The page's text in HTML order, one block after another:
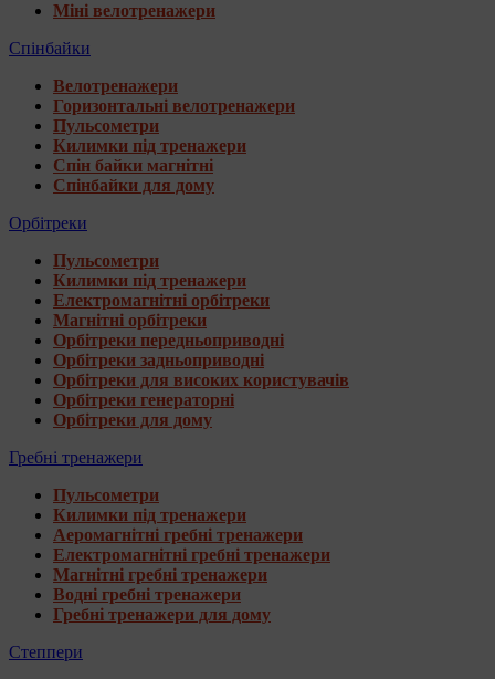
Міні велотренажери
Спінбайки
Велотренажери
Горизонтальні велотренажери
Пульсометри
Килимки під тренажери
Спін байки магнітні
Спінбайки для дому
Орбітреки
Пульсометри
Килимки під тренажери
Електромагнітні орбітреки
Магнітні орбітреки
Орбітреки передньоприводні
Орбітреки задньоприводні
Орбітреки для високих користувачів
Орбітреки генераторні
Орбітреки для дому
Гребні тренажери
Пульсометри
Килимки під тренажери
Аеромагнітні гребні тренажери
Електромагнітні гребні тренажери
Магнітні гребні тренажери
Водні гребні тренажери
Гребні тренажери для дому
Степпери